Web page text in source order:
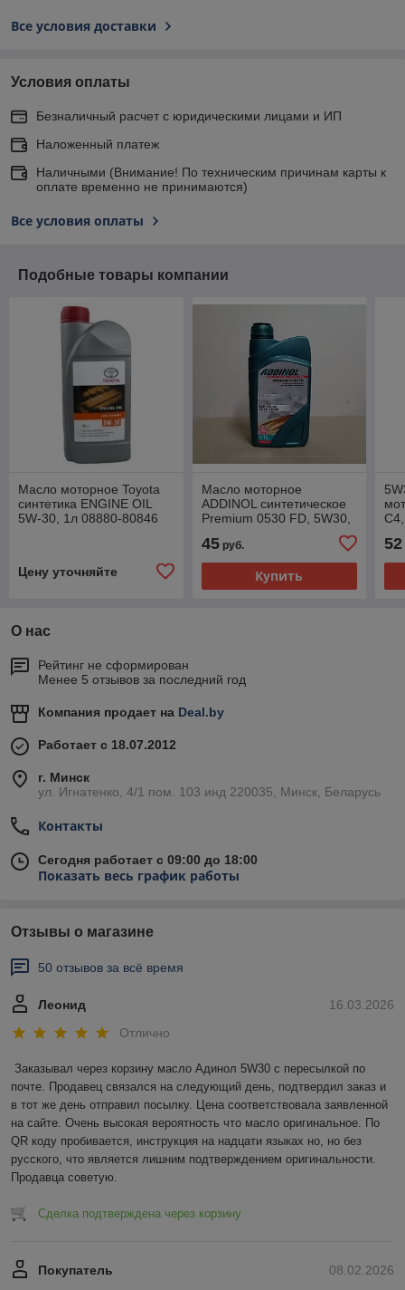
Все условия доставки
Условия оплаты
Безналичный расчет с юридическими лицами и ИП
Наложенный платеж
Наличными (Внимание! По техническим причинам карты к
оплате временно не принимаются)
Все условия оплаты
Подобные товары компании
Масло моторное Toyota
синтетика ENGINE OIL
5W-30, 1л 08880-80846
Цену уточняйте
Масло моторное
ADDINOL синтетическое
Premium 0530 FD, 5W30,
45руб.
Купить
52
О нас
Рейтинг не сформирован
Менее 5 отзывов за последний год
Компания продает на Deal.by
Работает с 18.07.2012
г. Минск
ул. Игнатенко, 4/1 пом. 103 инд 220035, Минск, Беларусь
Контакты
Сегодня работает с 09:00 до 18:00
Показать весь график работы
Отзывы о магазине
50 отзывов за всё время
16.03.2026
Леонид
Отлично
Заказывал через корзину масло Адинол 5W30 с пересылкой по
почте. Продавец связался на следующий день, подтвердил заказ и
в тот же день отправил посылку. Цена соответствовала заявленной
на сайте. Очень высокая вероятность что масло оригинальное. По
QR коду пробивается, инструкция на надцати языках но, но без
русского, что является лишним подтверждением оригинальности.
Продавца советую.
Сделка подтверждена через корзину
08.02.2026
Покупатель